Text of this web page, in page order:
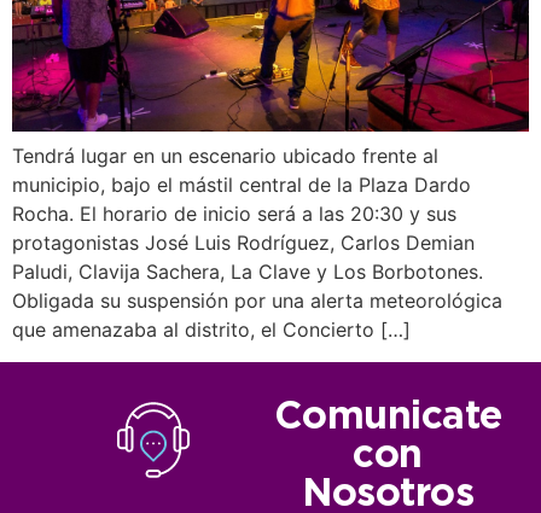
Tendrá lugar en un escenario ubicado frente al
municipio, bajo el mástil central de la Plaza Dardo
Rocha. El horario de inicio será a las 20:30 y sus
protagonistas José Luis Rodríguez, Carlos Demian
Paludi, Clavija Sachera, La Clave y Los Borbotones.
Obligada su suspensión por una alerta meteorológica
que amenazaba al distrito, el Concierto […]
Comunicate
con
Nosotros